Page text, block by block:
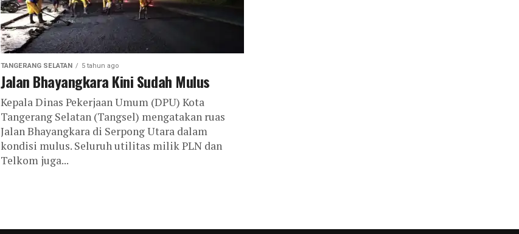
TANGERANG SELATAN 5 tahun ago
Jalan Bhayangkara Kini Sudah Mulus
Kepala Dinas Pekerjaan Umum (DPU) Kota
Tangerang Selatan (Tangsel) mengatakan ruas
Jalan Bhayangkara di Serpong Utara dalam
kondisi mulus. Seluruh utilitas milik PLN dan
Telkom juga...